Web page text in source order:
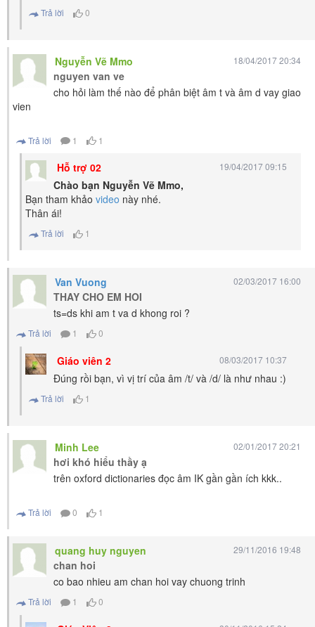
Trả lời 0
Nguyễn Vẽ Mmo 18/04/2017 20:34
nguyen van ve
cho hỏi làm thế nào để phân biệt âm t và âm d vay giao
vien
Trả lời 1 1
Hỗ trợ 02 19/04/2017 09:15
Chào bạn Nguyễn Vẽ Mmo,
Bạn tham khảo video này nhé.
Thân ái!
Trả lời 1
Van Vuong 02/03/2017 16:00
THAY CHO EM HOI
ts=ds khi am t va d khong roi ?
Trả lời 1 0
Giáo viên 2 08/03/2017 10:37
Đúng rồi bạn, vì vị trí của âm /t/ và /d/ là như nhau :)
Trả lời 1
Minh Lee 02/01/2017 20:21
hơi khó hiểu thầy ạ
trên oxford dictionaries đọc âm IK gần gần ích kkk..
Trả lời 0 1
quang huy nguyen 29/11/2016 19:48
chan hoi
co bao nhieu am chan hoi vay chuong trinh
Trả lời 1 0